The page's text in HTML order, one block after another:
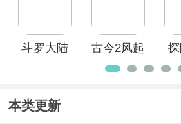
斗罗大陆
古今2风起
蓬莱官方
本类更新